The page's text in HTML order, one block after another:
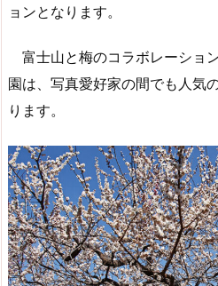
ョンとなります。
富士山と梅のコラボレーショ
園は、写真愛好家の間でも人気
ります。